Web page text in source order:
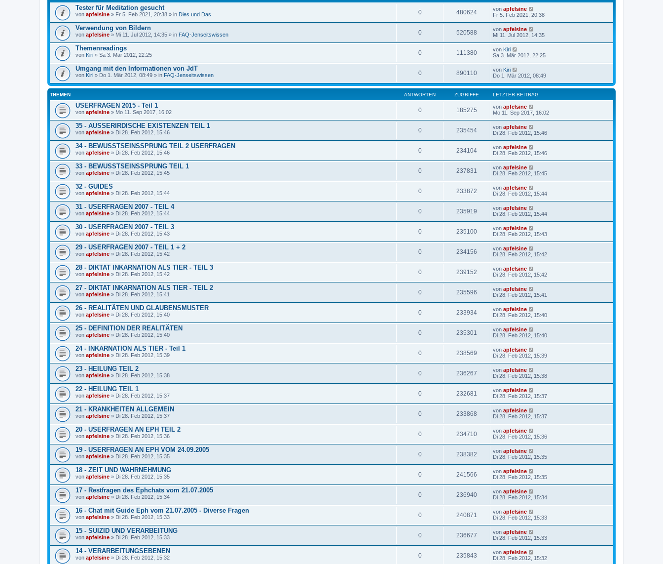
Tester für Meditation gesucht
von apfelsine » Fr 5. Feb 2021, 20:38 » in Dies und Das 0 480624 von apfelsine
Fr 5. Feb 2021, 20:38
Verwendung von Bildern
von apfelsine » Mi 11. Jul 2012, 14:35 » in FAQ-Jenseitswissen 0 520588 von apfelsine
Mi 11. Jul 2012, 14:35
Themenreadings
von Kiri » Sa 3. Mär 2012, 22:25 0 111380 von Kiri
Sa 3. Mär 2012, 22:25
Umgang mit den Informationen von JdT
von Kiri » Do 1. Mär 2012, 08:49 » in FAQ-Jenseitswissen 0 890110 von Kiri
Do 1. Mär 2012, 08:49
THEMEN ANTWORTEN ZUGRIFFE LETZTER BEITRAG
USERFRAGEN 2015 - Teil 1
von apfelsine » Mo 11. Sep 2017, 16:02 0 185275 von apfelsine
Mo 11. Sep 2017, 16:02
35 - AUSSERIRDISCHE EXISTENZEN TEIL 1
von apfelsine » Di 28. Feb 2012, 15:46 0 235454 von apfelsine
Di 28. Feb 2012, 15:46
34 - BEWUSSTSEINSSPRUNG TEIL 2 USERFRAGEN
von apfelsine » Di 28. Feb 2012, 15:46 0 234104 von apfelsine
Di 28. Feb 2012, 15:46
33 - BEWUSSTSEINSSPRUNG TEIL 1
von apfelsine » Di 28. Feb 2012, 15:45 0 237831 von apfelsine
Di 28. Feb 2012, 15:45
32 - GUIDES
von apfelsine » Di 28. Feb 2012, 15:44 0 233872 von apfelsine
Di 28. Feb 2012, 15:44
31 - USERFRAGEN 2007 - TEIL 4
von apfelsine » Di 28. Feb 2012, 15:44 0 235919 von apfelsine
Di 28. Feb 2012, 15:44
30 - USERFRAGEN 2007 - TEIL 3
von apfelsine » Di 28. Feb 2012, 15:43 0 235100 von apfelsine
Di 28. Feb 2012, 15:43
29 - USERFRAGEN 2007 - TEIL 1 + 2
von apfelsine » Di 28. Feb 2012, 15:42 0 234156 von apfelsine
Di 28. Feb 2012, 15:42
28 - DIKTAT INKARNATION ALS TIER - TEIL 3
von apfelsine » Di 28. Feb 2012, 15:42 0 239152 von apfelsine
Di 28. Feb 2012, 15:42
27 - DIKTAT INKARNATION ALS TIER - TEIL 2
von apfelsine » Di 28. Feb 2012, 15:41 0 235596 von apfelsine
Di 28. Feb 2012, 15:41
26 - REALITÄTEN UND GLAUBENSMUSTER
von apfelsine » Di 28. Feb 2012, 15:40 0 233934 von apfelsine
Di 28. Feb 2012, 15:40
25 - DEFINITION DER REALITÄTEN
von apfelsine » Di 28. Feb 2012, 15:40 0 235301 von apfelsine
Di 28. Feb 2012, 15:40
24 - INKARNATION ALS TIER - Teil 1
von apfelsine » Di 28. Feb 2012, 15:39 0 238569 von apfelsine
Di 28. Feb 2012, 15:39
23 - HEILUNG TEIL 2
von apfelsine » Di 28. Feb 2012, 15:38 0 236267 von apfelsine
Di 28. Feb 2012, 15:38
22 - HEILUNG TEIL 1
von apfelsine » Di 28. Feb 2012, 15:37 0 232681 von apfelsine
Di 28. Feb 2012, 15:37
21 - KRANKHEITEN ALLGEMEIN
von apfelsine » Di 28. Feb 2012, 15:37 0 233868 von apfelsine
Di 28. Feb 2012, 15:37
20 - USERFRAGEN AN EPH TEIL 2
von apfelsine » Di 28. Feb 2012, 15:36 0 234710 von apfelsine
Di 28. Feb 2012, 15:36
19 - USERFRAGEN AN EPH VOM 24.09.2005
von apfelsine » Di 28. Feb 2012, 15:35 0 238382 von apfelsine
Di 28. Feb 2012, 15:35
18 - ZEIT UND WAHRNEHMUNG
von apfelsine » Di 28. Feb 2012, 15:35 0 241566 von apfelsine
Di 28. Feb 2012, 15:35
17 - Restfragen des Ephchats vom 21.07.2005
von apfelsine » Di 28. Feb 2012, 15:34 0 236940 von apfelsine
Di 28. Feb 2012, 15:34
16 - Chat mit Guide Eph vom 21.07.2005 - Diverse Fragen
von apfelsine » Di 28. Feb 2012, 15:33 0 240871 von apfelsine
Di 28. Feb 2012, 15:33
15 - SUIZID UND VERARBEITUNG
von apfelsine » Di 28. Feb 2012, 15:33 0 236677 von apfelsine
Di 28. Feb 2012, 15:33
14 - VERARBEITUNGSEBENEN
von apfelsine » Di 28. Feb 2012, 15:32 0 235843 von apfelsine
Di 28. Feb 2012, 15:32